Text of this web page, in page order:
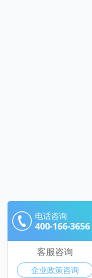
电话咨询
400-166-3656
客服咨询
企业政策咨询